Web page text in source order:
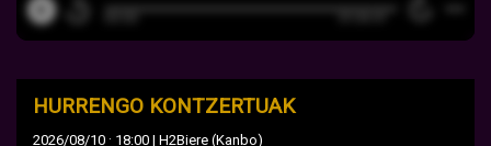
HURRENGO KONTZERTUAK
2026/08/10 · 18:00 | H2Biere (Kanbo)